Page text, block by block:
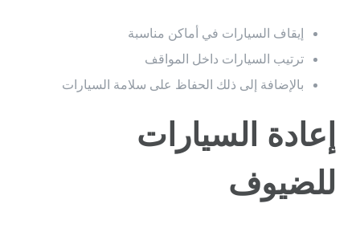
إيقاف السيارات في أماكن مناسبة
ترتيب السيارات داخل المواقف
بالإضافة إلى ذلك الحفاظ على سلامة السيارات
إعادة السيارات
للضيوف